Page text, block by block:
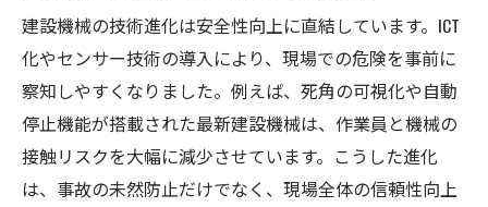
建設機械の技術進化は安全性向上に直結しています。ICT
化やセンサー技術の導入により、現場での危険を事前に
察知しやすくなりました。例えば、死角の可視化や自動
停止機能が搭載された最新建設機械は、作業員と機械の
接触リスクを大幅に減少させています。こうした進化
は、事故の未然防止だけでなく、現場全体の信頼性向上